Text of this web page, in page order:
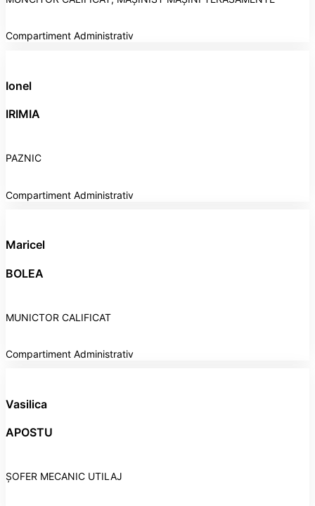
Compartiment Administrativ
Ionel
IRIMIA
PAZNIC
Compartiment Administrativ
Maricel
BOLEA
MUNICTOR CALIFICAT
Compartiment Administrativ
Vasilica
APOSTU
ȘOFER MECANIC UTILAJ